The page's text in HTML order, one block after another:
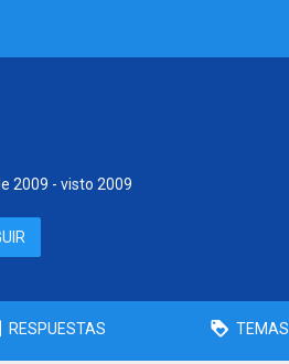
2009 - visto 2009
RESPUESTAS TEMAS